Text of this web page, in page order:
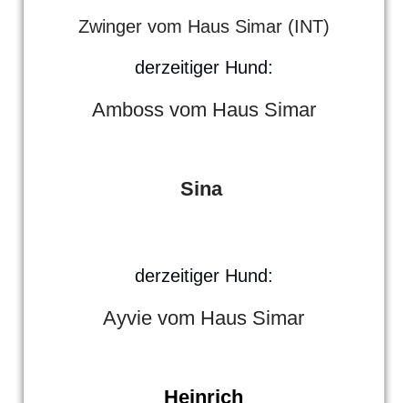
Zwinger vom Haus Simar (INT)
derzeitiger Hund:
Amboss vom Haus Simar
Sina
derzeitiger Hund:
Ayvie vom Haus Simar
Heinrich